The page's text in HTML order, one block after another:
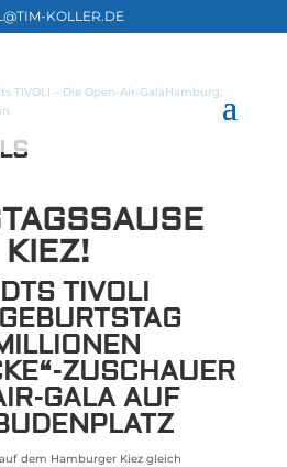
KOLLER.DE
TIVOLI – Die Open-Air-GalaHamburg,
TIVOLI
ZUSCHAUER M
GALA AUF D
dem Hamburger Kiez gleich